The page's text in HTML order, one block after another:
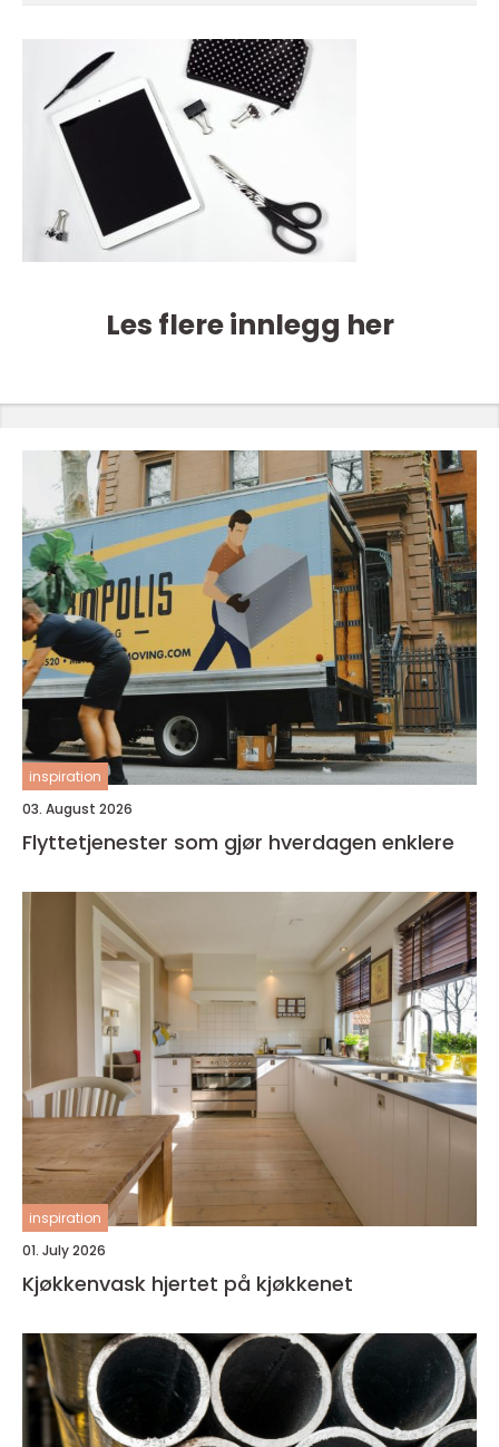
Les flere innlegg her
inspiration
03. August 2026
Flyttetjenester som gjør hverdagen enklere
inspiration
01. July 2026
Kjøkkenvask hjertet på kjøkkenet